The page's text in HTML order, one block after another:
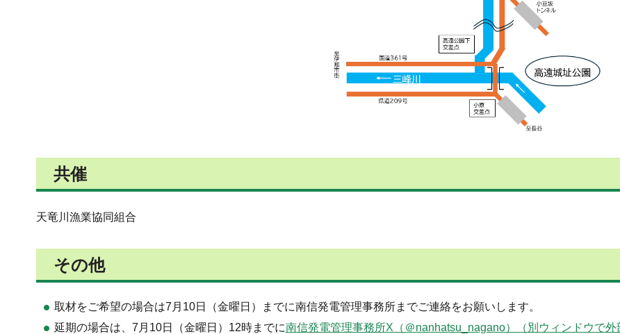
共催
天竜川漁業協同組合
その他
取材をご希望の場合は7月10日（金曜日）までに南信発電管理事務所までご連絡をお願いします。
延期の場合は、7月10日（金曜日）12時までに南信発電管理事務所X（＠nanhatsu_nagano）（別ウィンドウで外